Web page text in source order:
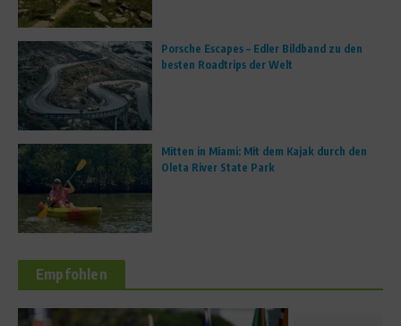
Porsche Escapes – Edler Bildband zu den
besten Roadtrips der Welt
Mitten in Miami: Mit dem Kajak durch den
Oleta River State Park
Empfohlen